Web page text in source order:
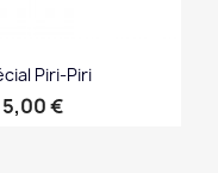
Piri-Piri
Prix
5,00 €